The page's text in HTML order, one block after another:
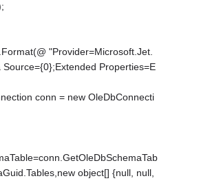
"Provider=Microsoft.Jet.
Source={0};Extended Properties=E
conn = new OleDbConnecti
object[] {null, null,